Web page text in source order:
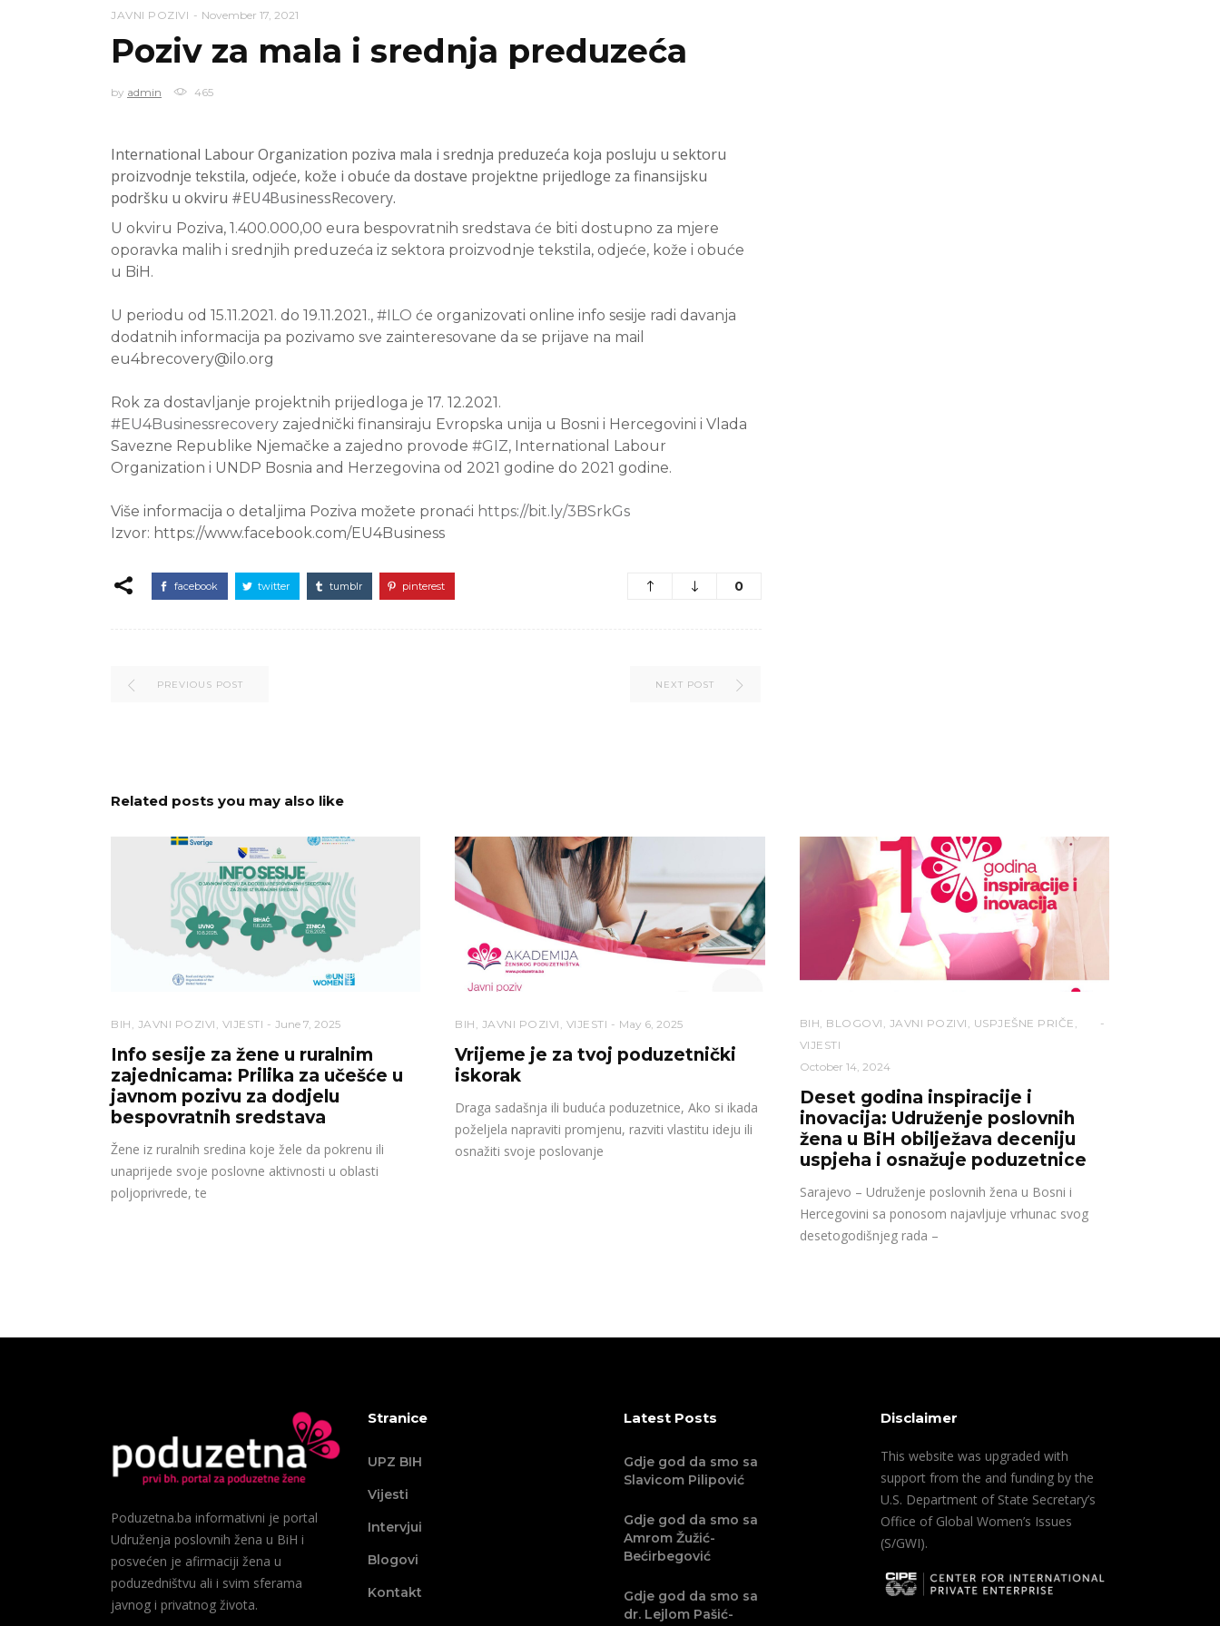
JAVNI POZIVI November 17, 2021
Poziv za mala i srednja preduzeća
by admin 465
International Labour Organization poziva mala i srednja preduzeća koja posluju u sektoru
proizvodnje tekstila, odjeće, kože i obuće da dostave projektne prijedloge za finansijsku
podršku u okviru #EU4BusinessRecovery.
U okviru Poziva, 1.400.000,00 eura bespovratnih sredstava će biti dostupno za mjere
oporavka malih i srednjih preduzeća iz sektora proizvodnje tekstila, odjeće, kože i obuće
u BiH.
U periodu od 15.11.2021. do 19.11.2021., #ILO će organizovati online info sesije radi davanja
dodatnih informacija pa pozivamo sve zainteresovane da se prijave na mail
eu4brecovery@ilo.org
Rok za dostavljanje projektnih prijedloga je 17. 12.2021.
#EU4Businessrecovery zajednički finansiraju Evropska unija u Bosni i Hercegovini i Vlada
Savezne Republike Njemačke a zajedno provode #GIZ, International Labour
Organization i UNDP Bosnia and Herzegovina od 2021 godine do 2021 godine.
Više informacija o detaljima Poziva možete pronaći https://bit.ly/3BSrkGs
Izvor: https://www.facebook.com/EU4Business
facebook twitter tumblr pinterest 0
PREVIOUS POST NEXT POST
Related posts you may also like
BIH JAVNI POZIVI VIJESTI June 7, 2025
Info sesije za žene u ruralnim
zajednicama: Prilika za učešće u
javnom pozivu za dodjelu
bespovratnih sredstava
Žene iz ruralnih sredina koje žele da pokrenu ili
unaprijede svoje poslovne aktivnosti u oblasti
poljoprivrede, te
BIH JAVNI POZIVI VIJESTI May 6, 2025
Vrijeme je za tvoj poduzetnički
iskorak
Draga sadašnja ili buduća poduzetnice, Ako si ikada
poželjela napraviti promjenu, razviti vlastitu ideju ili
osnažiti svoje poslovanje
BIH BLOGOVI JAVNI POZIVI USPJEŠNE PRIČE
VIJESTI
October 14, 2024
Deset godina inspiracije i
inovacija: Udruženje poslovnih
žena u BiH obilježava deceniju
uspjeha i osnažuje poduzetnice
Sarajevo – Udruženje poslovnih žena u Bosni i
Hercegovini sa ponosom najavljuje vrhunac svog
desetogodišnjeg rada –
Poduzetna.ba informativni je portal
Udruženja poslovnih žena u BiH i
posvećen je afirmaciji žena u
poduzedništvu ali i svim sferama
javnog i privatnog života.
Stranice
UPZ BIH
Vijesti
Intervjui
Blogovi
Kontakt
Latest Posts
Gdje god da smo sa
Slavicom Pilipović
Gdje god da smo sa
Amrom Žužić-
Bećirbegović
Gdje god da smo sa
dr. Lejlom Pašić-
Disclaimer
This website was upgraded with
support from the and funding by the
U.S. Department of State Secretary’s
Office of Global Women’s Issues
(S/GWI).